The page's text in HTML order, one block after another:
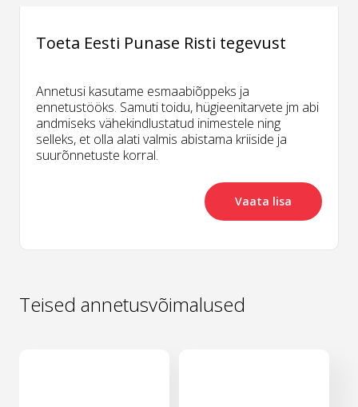
Toeta Eesti Punase Risti tegevust
Annetusi kasutame esmaabiõppeks ja
ennetustööks. Samuti toidu, hügieenitarvete jm abi
andmiseks vähekindlustatud inimestele ning
selleks, et olla alati valmis abistama kriiside ja
suurõnnetuste korral.
Vaata lisa
Teised annetusvõimalused